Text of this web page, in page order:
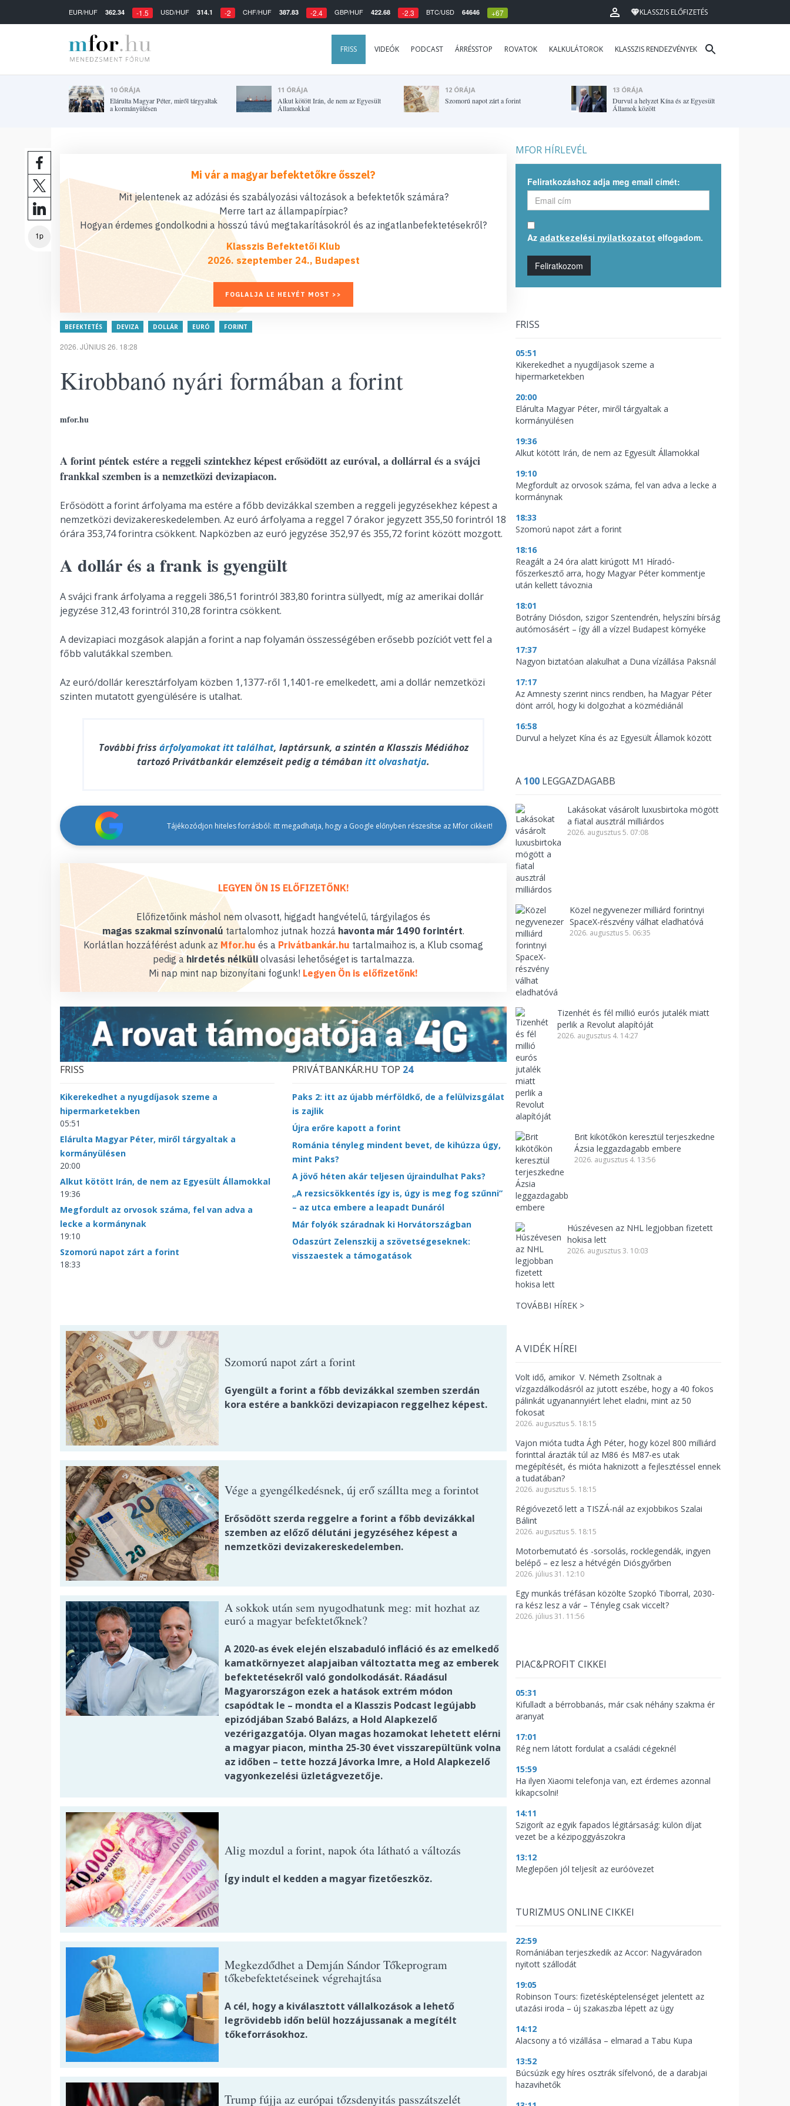
EUR/HUF 362.34 -1.5 USD/HUF 314.1 -2 CHF/HUF 387.83 -2.4 GBP/HUF 422.68 -2.3 BTC/USD 64646 +67 KLASSZIS ELŐFIZETÉS
FRISS VIDEÓK PODCAST ÁRRÉSSTOP ROVATOK KALKULÁTOROK KLASSZIS RENDEZVÉNYEK
10 ÓRÁJA
Elárulta Magyar Péter, miről tárgyaltak
a kormányülésen
11 ÓRÁJA
Alkut kötött Irán, de nem az Egyesült
Államokkal
12 ÓRÁJA
Szomorú napot zárt a forint
13 ÓRÁJA
Durvul a helyzet Kína és az Egyesült
Államok között
1p
Mi vár a magyar befektetőkre ősszel?
Mit jelentenek az adózási és szabályozási változások a befektetők számára?
Merre tart az állampapírpiac?
Hogyan érdemes gondolkodni a hosszú távú megtakarításokról és az ingatlanbefektetésekről?
Klasszis Befektetői Klub
2026. szeptember 24., Budapest
FOGLALJA LE HELYÉT MOST >>
BEFEKTETÉS DEVIZA DOLLÁR EURÓ FORINT
2026. JÚNIUS 26. 18:28
Kirobbanó nyári formában a forint
mfor.hu
A forint péntek estére a reggeli szintekhez képest erősödött az euróval, a dollárral és a svájci
frankkal szemben is a nemzetközi devizapiacon.
Erősödött a forint árfolyama ma estére a főbb devizákkal szemben a reggeli jegyzésekhez képest a
nemzetközi devizakereskedelemben. Az euró árfolyama a reggel 7 órakor jegyzett 355,50 forintról 18
órára 353,74 forintra csökkent. Napközben az euró jegyzése 352,97 és 355,72 forint között mozgott.
A dollár és a frank is gyengült
A svájci frank árfolyama a reggeli 386,51 forintról 383,80 forintra süllyedt, míg az amerikai dollár
jegyzése 312,43 forintról 310,28 forintra csökkent.
A devizapiaci mozgások alapján a forint a nap folyamán összességében erősebb pozíciót vett fel a
főbb valutákkal szemben.
Az euró/dollár keresztárfolyam közben 1,1377-ről 1,1401-re emelkedett, ami a dollár nemzetközi
szinten mutatott gyengülésére is utalhat.
További friss árfolyamokat itt találhat, laptársunk, a szintén a Klasszis Médiához
tartozó Privátbankár elemzéseit pedig a témában itt olvashatja.
Tájékozódjon hiteles forrásból: itt megadhatja, hogy a Google előnyben részesítse az Mfor cikkeit!
LEGYEN ÖN IS ELŐFIZETŐNK!
Előfizetőink máshol nem olvasott, higgadt hangvételű, tárgyilagos és
magas szakmai színvonalú tartalomhoz jutnak hozzá havonta már 1490 forintért.
Korlátlan hozzáférést adunk az Mfor.hu és a Privátbankár.hu tartalmaihoz is, a Klub csomag
pedig ahirdetés nélküliolvasási lehetőséget is tartalmazza.
Mi nap mint nap bizonyítani fogunk! Legyen Ön is előfizetőnk!
FRISS
Kikerekedhet a nyugdíjasok szeme a
hipermarketekben
05:51
Elárulta Magyar Péter, miről tárgyaltak a
kormányülésen
20:00
Alkut kötött Irán, de nem az Egyesült Államokkal
19:36
Megfordult az orvosok száma, fel van adva a
lecke a kormánynak
19:10
Szomorú napot zárt a forint
18:33
PRIVÁTBANKÁR.HU TOP 24
Paks 2: itt az újabb mérföldkő, de a felülvizsgálat
is zajlik
Újra erőre kapott a forint
Románia tényleg mindent bevet, de kihúzza úgy,
mint Paks?
A jövő héten akár teljesen újraindulhat Paks?
„A rezsicsökkentés így is, úgy is meg fog szűnni”
– az utca embere a leapadt Dunáról
Már folyók száradnak ki Horvátországban
Odaszúrt Zelenszkij a szövetségeseknek:
visszaestek a támogatások
Szomorú napot zárt a forint
Gyengült a forint a főbb devizákkal szemben szerdán
kora estére a bankközi devizapiacon reggelhez képest.
Vége a gyengélkedésnek, új erő szállta meg a forintot
Erősödött szerda reggelre a forint a főbb devizákkal
szemben az előző délutáni jegyzéséhez képest a
nemzetközi devizakereskedelemben.
A sokkok után sem nyugodhatunk meg: mit hozhat az
euró a magyar befektetőknek?
A 2020-as évek elején elszabaduló infláció és az emelkedő
kamatkörnyezet alapjaiban változtatta meg az emberek
befektetésekről való gondolkodását. Ráadásul
Magyarországon ezek a hatások extrém módon
csapódtak le – mondta el a Klasszis Podcast legújabb
epizódjában Szabó Balázs, a Hold Alapkezelő
vezérigazgatója. Olyan magas hozamokat lehetett elérni
a magyar piacon, mintha 25-30 évet visszarepültünk volna
az időben – tette hozzá Jávorka Imre, a Hold Alapkezelő
vagyonkezelési üzletágvezetője.
Alig mozdul a forint, napok óta látható a változás
Így indult el kedden a magyar fizetőeszköz.
Megkezdődhet a Demján Sándor Tőkeprogram
tőkebefektetéseinek végrehajtása
A cél, hogy a kiválasztott vállalkozások a lehető
legrövidebb időn belül hozzájussanak a megítélt
tőkeforrásokhoz.
Trump fújja az európai tőzsdenyitás passzátszelét
MFOR HÍRLEVÉL
Feliratkozáshoz adja meg email címét:
Az adatkezelési nyilatkozatot elfogadom.
Feliratkozom
FRISS
05:51
Kikerekedhet a nyugdíjasok szeme a
hipermarketekben
20:00
Elárulta Magyar Péter, miről tárgyaltak a
kormányülésen
19:36
Alkut kötött Irán, de nem az Egyesült Államokkal
19:10
Megfordult az orvosok száma, fel van adva a lecke a
kormánynak
18:33
Szomorú napot zárt a forint
18:16
Reagált a 24 óra alatt kirúgott M1 Híradó-
főszerkesztő arra, hogy Magyar Péter kommentje
után kellett távoznia
18:01
Botrány Diósdon, szigor Szentendrén, helyszíni bírság
autómosásért – így áll a vízzel Budapest környéke
17:37
Nagyon biztatóan alakulhat a Duna vízállása Paksnál
17:17
Az Amnesty szerint nincs rendben, ha Magyar Péter
dönt arról, hogy ki dolgozhat a közmédiánál
16:58
Durvul a helyzet Kína és az Egyesült Államok között
A 100 LEGGAZDAGABB
Lakásokat vásárolt luxusbirtoka mögött
a fiatal ausztrál milliárdos
2026. augusztus 5. 07:08
Közel negyvenezer milliárd forintnyi
SpaceX-részvény válhat eladhatóvá
2026. augusztus 5. 06:35
Tizenhét és fél millió eurós jutalék miatt
perlik a Revolut alapítóját
2026. augusztus 4. 14:27
Brit kikötőkön keresztül terjeszkedne
Ázsia leggazdagabb embere
2026. augusztus 4. 13:56
Húszévesen az NHL legjobban fizetett
hokisa lett
2026. augusztus 3. 10:03
TOVÁBBI HÍREK >
A VIDÉK HÍREI
Volt idő, amikor V. Németh Zsoltnak a
vízgazdálkodásról az jutott eszébe, hogy a 40 fokos
pálinkát ugyanannyiért lehet eladni, mint az 50
fokosat
2026. augusztus 5. 18:15
Vajon mióta tudta Ágh Péter, hogy közel 800 milliárd
forinttal árazták túl az M86 és M87-es utak
megépítését, és mióta haknizott a fejlesztéssel ennek
a tudatában?
2026. augusztus 5. 18:15
Régióvezető lett a TISZÁ-nál az exjobbikos Szalai
Bálint
2026. augusztus 5. 18:15
Motorbemutató és -sorsolás, rocklegendák, ingyen
belépő – ez lesz a hétvégén Diósgyőrben
2026. július 31. 12:10
Egy munkás tréfásan közölte Szopkó Tiborral, 2030-
ra kész lesz a vár – Tényleg csak viccelt?
2026. július 31. 11:56
PIAC&PROFIT CIKKEI
05:31
Kifulladt a bérrobbanás, már csak néhány szakma ér
aranyat
17:01
Rég nem látott fordulat a családi cégeknél
15:59
Ha ilyen Xiaomi telefonja van, ezt érdemes azonnal
kikapcsolni!
14:11
Szigorít az egyik fapados légitársaság: külön díjat
vezet be a kézipoggyászokra
13:12
Meglepően jól teljesít az euróövezet
TURIZMUS ONLINE CIKKEI
22:59
Romániában terjeszkedik az Accor: Nagyváradon
nyitott szállodát
19:05
Robinson Tours: fizetésképtelenséget jelentett az
utazási iroda – új szakaszba lépett az ügy
14:12
Alacsony a tó vizállása – elmarad a Tabu Kupa
13:52
Búcsúzik egy híres osztrák sífelvonó, de a darabjai
hazavihetők